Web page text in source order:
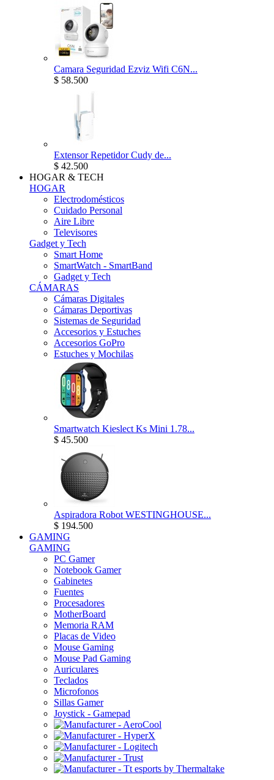
Camara Seguridad Ezviz Wifi C6N...
$ 58.500
Extensor Repetidor Cudy de...
$ 42.500
HOGAR & TECH
HOGAR
Electrodomésticos
Cuidado Personal
Aire Libre
Televisores
Gadget y Tech
Smart Home
SmartWatch - SmartBand
Gadget y Tech
CÁMARAS
Cámaras Digitales
Cámaras Deportivas
Sistemas de Seguridad
Accesorios y Estuches
Accesorios GoPro
Estuches y Mochilas
Smartwatch Kieslect Ks Mini 1.78...
$ 45.500
Aspiradora Robot WESTINGHOUSE...
$ 194.500
GAMING
GAMING
PC Gamer
Notebook Gamer
Gabinetes
Fuentes
Procesadores
MotherBoard
Memoria RAM
Placas de Video
Mouse Gaming
Mouse Pad Gaming
Auriculares
Teclados
Microfonos
Sillas Gamer
Joystick - Gamepad